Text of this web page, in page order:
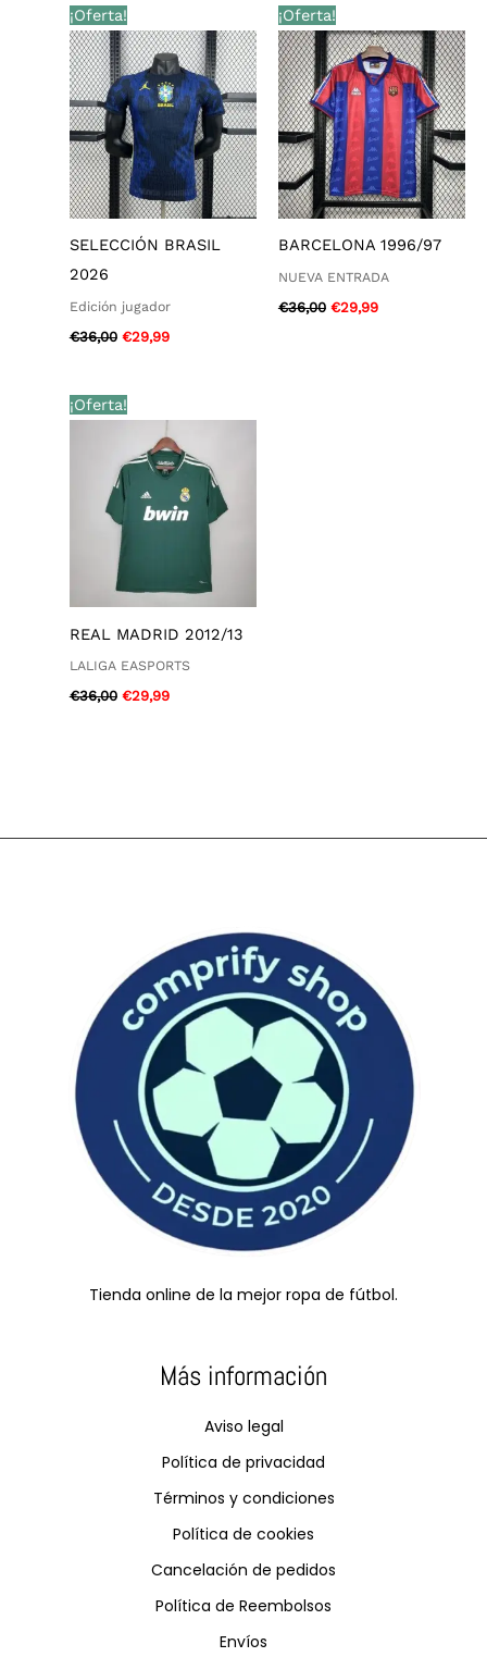
¡Oferta!
SELECCIÓN BRASIL
2026
Edición jugador
€36,00
El
precio
original
era:
€36,00.
€29,99
precio
actual
es:
€29,99.
¡Oferta!
BARCELONA 1996/97
NUEVA ENTRADA
€36,00
El
precio
original
era:
€36,00.
€29,99
precio
actual
es:
€29,99.
¡Oferta!
REAL MADRID 2012/13
LALIGA EASPORTS
€36,00
El
precio
original
era:
€36,00.
€29,99
precio
actual
es:
€29,99.
Tienda online de la mejor ropa de fútbol.
Más información
Aviso legal
Política de privacidad
Términos y condiciones
Política de cookies
Cancelación de pedidos
Política de Reembolsos
Envíos